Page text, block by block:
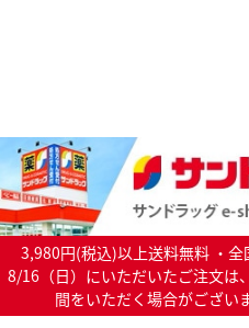
3,980円(税込)以上送料無料 ・
8/16（日）にいただいたご注文は
間をいただく場合がござい